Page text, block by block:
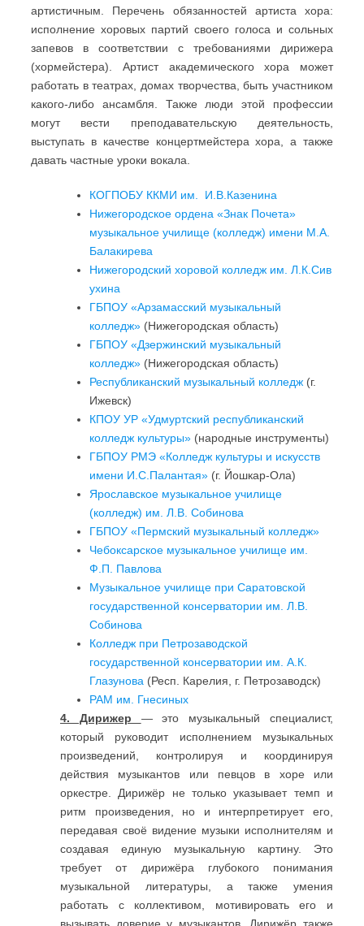
артистичным. Перечень обязанностей артиста хора:
исполнение хоровых партий своего голоса и сольных
запевов в соответствии с требованиями дирижера
(хормейстера). Артист академического хора может
работать в театрах, домах творчества, быть участником
какого-либо ансамбля. Также люди этой профессии
могут вести преподавательскую деятельность,
выступать в качестве концертмейстера хора, а также
давать частные уроки вокала.
КОГПОБУ ККМИ им. И.В.Казенина
Нижегородское ордена «Знак Почета»
музыкальное училище (колледж) имени М.А.
Балакирева
Нижегородский хоровой колледж им. Л.К.Сив
ухина
ГБПОУ «Арзамасский музыкальный
колледж» (Нижегородская область)
ГБПОУ «Дзержинский музыкальный
колледж» (Нижегородская область)
Республиканский музыкальный колледж (г.
Ижевск)
КПОУ УР «Удмуртский республиканский
колледж культуры» (народные инструменты)
ГБПОУ РМЭ «Колледж культуры и искусств
имени И.С.Палантая» (г. Йошкар-Ола)
Ярославское музыкальное училище
(колледж) им. Л.В. Собинова
ГБПОУ «Пермский музыкальный колледж»
Чебоксарское музыкальное училище им.
Ф.П. Павлова
Музыкальное училище при Саратовской
государственной консерватории им. Л.В.
Собинова
Колледж при Петрозаводской
государственной консерватории им. А.К.
Глазунова (Респ. Карелия, г. Петрозаводск)
РАМ им. Гнесиных
4. Дирижер — это музыкальный специалист,
который руководит исполнением музыкальных
произведений, контролируя и координируя
действия музыкантов или певцов в хоре или
оркестре. Дирижёр не только указывает темп и
ритм произведения, но и интерпретирует его,
передавая своё видение музыки исполнителям и
создавая единую музыкальную картину. Это
требует от дирижёра глубокого понимания
музыкальной литературы, а также умения
работать с коллективом, мотивировать его и